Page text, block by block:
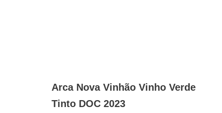
Arca Nova Vinhão Vinho Verde
Tinto DOC 2023